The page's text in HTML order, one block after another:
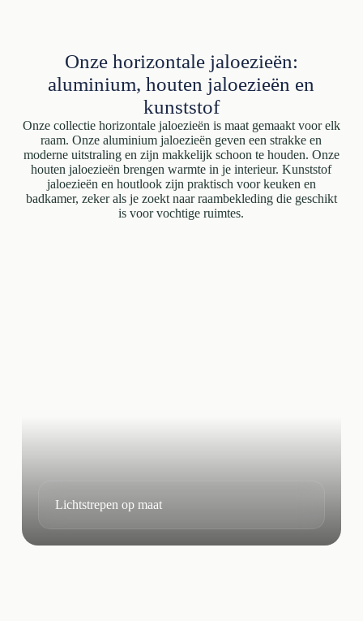
Onze horizontale jaloezieën:
aluminium, houten jaloezieën en
kunststof
Onze collectie horizontale jaloezieën is maat gemaakt voor elk
raam. Onze aluminium jaloezieën geven een strakke en
moderne uitstraling en zijn makkelijk schoon te houden. Onze
houten jaloezieën brengen warmte in je interieur. Kunststof
jaloezieën en houtlook zijn praktisch voor keuken en
badkamer, zeker als je zoekt naar raambekleding die geschikt
is voor vochtige ruimtes.
Lichtstrepen op maat